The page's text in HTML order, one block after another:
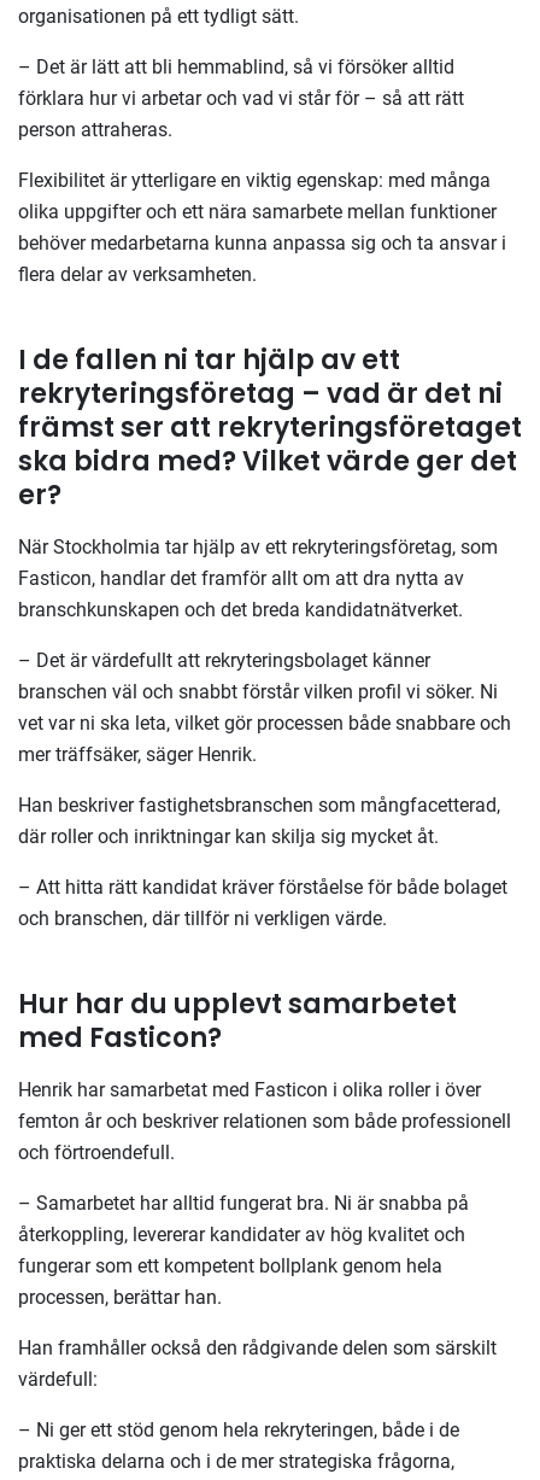
organisationen på ett tydligt sätt.
– Det är lätt att bli hemmablind, så vi försöker alltid
förklara hur vi arbetar och vad vi står för – så att rätt
person attraheras.
Flexibilitet är ytterligare en viktig egenskap: med många
olika uppgifter och ett nära samarbete mellan funktioner
behöver medarbetarna kunna anpassa sig och ta ansvar i
flera delar av verksamheten.
I de fallen ni tar hjälp av ett
rekryteringsföretag – vad är det ni
främst ser att rekryteringsföretaget
ska bidra med? Vilket värde ger det
er?
När Stockholmia tar hjälp av ett rekryteringsföretag, som
Fasticon, handlar det framför allt om att dra nytta av
branschkunskapen och det breda kandidatnätverket.
– Det är värdefullt att rekryteringsbolaget känner
branschen väl och snabbt förstår vilken profil vi söker. Ni
vet var ni ska leta, vilket gör processen både snabbare och
mer träffsäker, säger Henrik.
Han beskriver fastighetsbranschen som mångfacetterad,
där roller och inriktningar kan skilja sig mycket åt.
– Att hitta rätt kandidat kräver förståelse för både bolaget
och branschen, där tillför ni verkligen värde.
Hur har du upplevt samarbetet
med Fasticon?
Henrik har samarbetat med Fasticon i olika roller i över
femton år och beskriver relationen som både professionell
och förtroendefull.
– Samarbetet har alltid fungerat bra. Ni är snabba på
återkoppling, levererar kandidater av hög kvalitet och
fungerar som ett kompetent bollplank genom hela
processen, berättar han.
Han framhåller också den rådgivande delen som särskilt
värdefull:
– Ni ger ett stöd genom hela rekryteringen, både i de
praktiska delarna och i de mer strategiska frågorna,